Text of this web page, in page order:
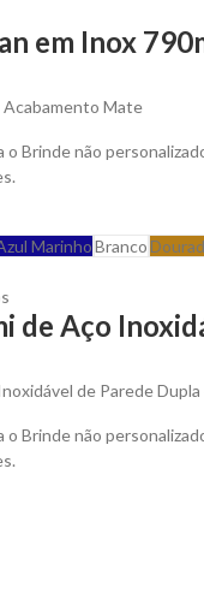
em Inox
Acabamento Mate
o Brinde não
MarinhoBranco
de Aço
de Parede Dupla
o Brinde não